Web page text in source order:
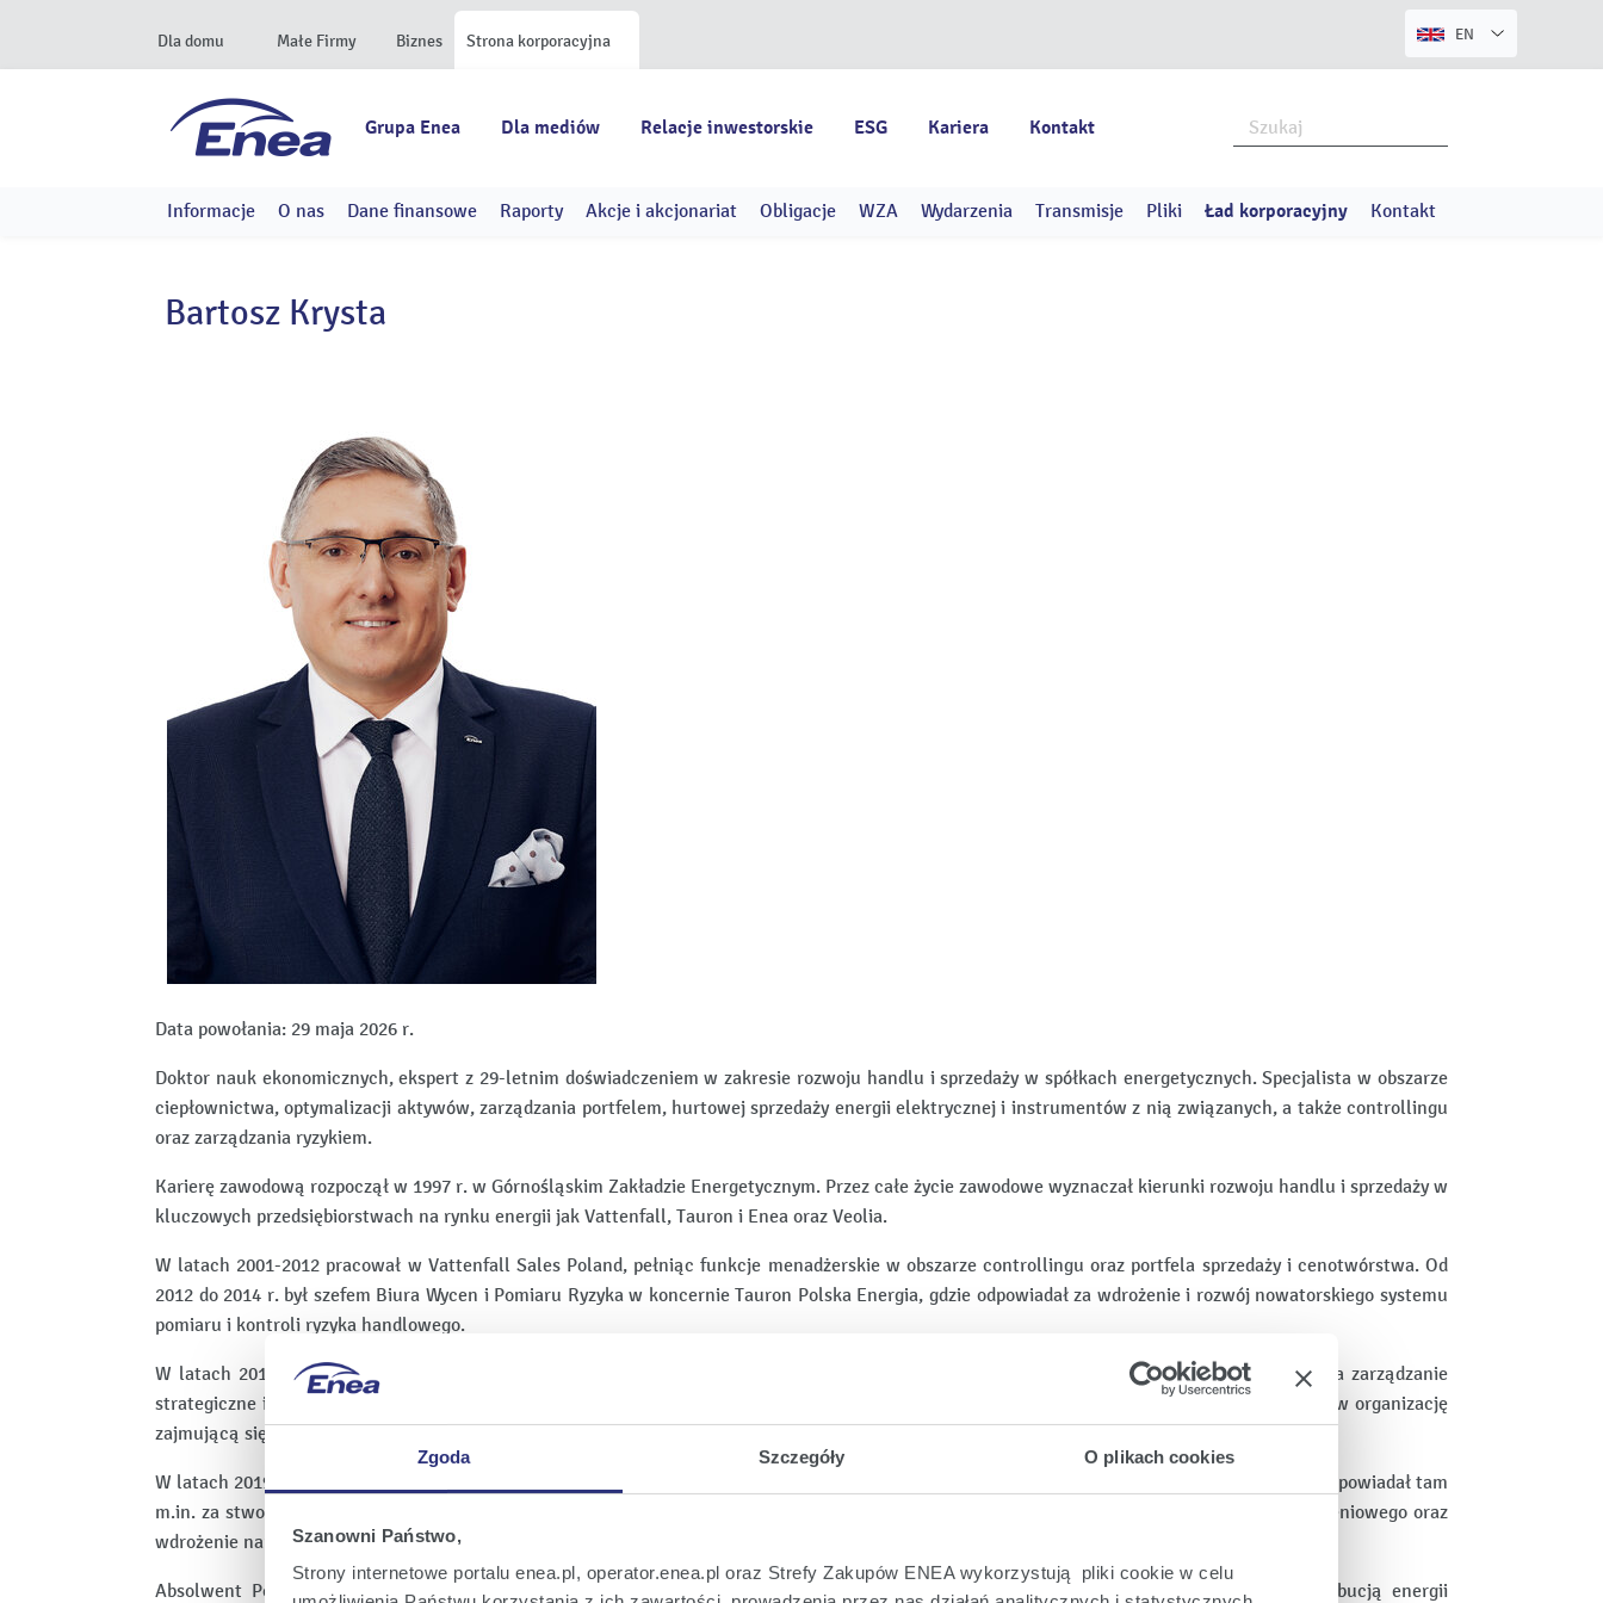
Zgoda Szczegóły O plikach cookies
Szanowni Państwo,
Strony internetowe portalu enea.pl, operator.enea.pl oraz Strefy Zakupów ENEA wykorzystują pliki cookie w celu
Dla domu Małe Firmy Biznes Strona korporacyjna EN
Grupa Enea Dla mediów Relacje inwestorskie ESG Kariera Kontakt
Informacje O nas Dane finansowe Raporty Akcje i akcjonariat Obligacje WZA Wydarzenia Transmisje Pliki Ład korporacyjny Kontakt
Bartosz Krysta
Data powołania: 29 maja 2026 r.
Doktor nauk ekonomicznych, ekspert z 29-letnim doświadczeniem w zakresie rozwoju handlu i sprzedaży w spółkach energetycznych. Specjalista w obszarze
ciepłownictwa, optymalizacji aktywów, zarządzania portfelem, hurtowej sprzedaży energii elektrycznej i instrumentów z nią związanych, a także controllingu
oraz zarządzania ryzykiem.
Karierę zawodową rozpoczął w 1997 r. w Górnośląskim Zakładzie Energetycznym. Przez całe życie zawodowe wyznaczał kierunki rozwoju handlu i sprzedaży w
kluczowych przedsiębiorstwach na rynku energii jak Vattenfall, Tauron i Enea oraz Veolia.
W latach 2001-2012 pracował w Vattenfall Sales Poland, pełniąc funkcje menadżerskie w obszarze controllingu oraz portfela sprzedaży i cenotwórstwa. Od
2012 do 2014 r. był szefem Biura Wycen i Pomiaru Ryzyka w koncernie Tauron Polska Energia, gdzie odpowiadał za wdrożenie i rozwój nowatorskiego systemu
pomiaru i kontroli ryzyka handlowego.
W latach 2014-2016 pełnił funkcję Członka Zarządu ds. Zarządzania Portfelem, a następnie Prezesa Zarządu w Enei Trading, odpowiadając za zarządzanie
strategiczne i operacyjne spółką. W spółce Zarmen Energia od 2017 do 2018 r. jako Prezes Zarządu i Dyrektor Zarządzający, stworzył od podstaw organizację
zajmującą się hurtowym handlem energią elektryczną i instrumentami powiązanymi.
W latach 2019-2024 związany z Grupą Veolia. W spółce Veolia Energia Warszawa pełnił funkcję Członka Zarządu oraz Dyrektora Handlowego. Odpowiadał tam
m.in. za stworzenie koncepcji i realizację integracji obszarów handlowych w całej Grupie Veolia, organizację i automatyzację procesu przyłączeniowego oraz
wdrożenie narzędzi zarządzania ryzykiem i rozwój działalności komercyjnej w obszarze projektów i produktów ciepłowniczych.
Absolwent Politechniki Śląskiej oraz studiów podyplomowych z zakresu zarządzania przedsiębiorstwem zajmującym się obrotem i dystrybucją energii